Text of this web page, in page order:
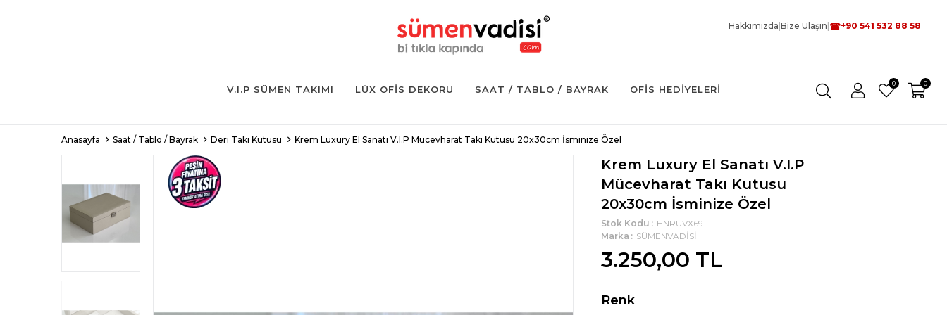
V.I.P SÜMEN TAKIMI LÜX OFIS DEKORU SAAT / TABLO / BAYRAK OFIS HEDIYELERI
0 0
Anasayfa Saat / Tablo / Bayrak Deri Takı Kutusu Krem Luxury El Sanatı V.I.P Mücevharat Takı Kutusu 20x30cm İsminize Özel
Krem Luxury El Sanatı V.I.P
Mücevharat Takı Kutusu
20x30cm İsminize Özel
Stok Kodu
HNRUVX69
Marka
SÜMENVADİSİ
3.250,00 TL
Renk
Hakkımızda Bize Ulaşın ☎+90 541 532 88 58